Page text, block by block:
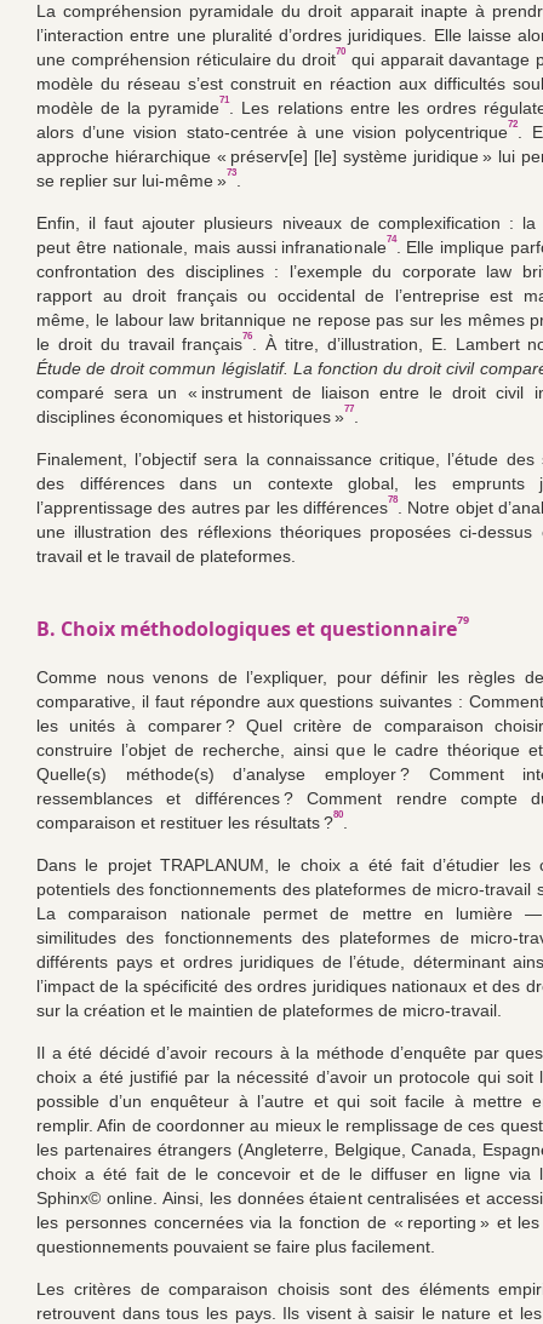
La compréhension pyramidale du droit apparait inapte à
l’interaction entre une pluralité d’ordres juridiques. Elle laisse
une compréhension réticulaire du droit70 qui apparait davantage
modèle du réseau s’est construit en réaction aux difficultés
modèle de la pyramide71. Les relations entre les ordres
alors d’une vision stato-centrée à une vision polycentrique72
.
approche hiérarchique « préserv[e] [le] système juridique » lui
se replier sur lui-même »73
Enfin, il faut ajouter plusieurs niveaux de complexification : la
peut être nationale, mais aussi infranationale74. Elle implique
confrontation des disciplines : l’exemple du corporate law
rapport au droit français ou occidental de l’entreprise est
même, le labour law britannique ne repose pas sur les mêmes
le droit du travail français76
. À titre, d’illustration, E. Lambert
Étude de droit commun législatif. La fonction du droit civil
comparé sera un « instrument de liaison entre le droit civil
disciplines économiques et historiques »77
Finalement, l’objectif sera la connaissance critique, l’étude des
des différences dans un contexte global, les emprunts
l’apprentissage des autres par les différences78. Notre objet
une illustration des réflexions théoriques proposées ci-
travail et le travail de plateformes.
B. Choix méthodologiques et questionnaire79
Comme nous venons de l’expliquer, pour définir les règles
comparative, il faut répondre aux questions suivantes :
les unités à comparer ? Quel critère de comparaison
construire l’objet de recherche, ainsi que le cadre théorique
Quelle(s) méthode(s) d’analyse employer ? Comment
ressemblances et différences ? Comment rendre compte
comparaison et restituer les résultats ?80
Dans le projet TRAPLANUM, le choix a été fait d’étudier les
potentiels des fonctionnements des plateformes de micro-travail
La comparaison nationale permet de mettre en lumière
similitudes des fonctionnements des plateformes de micro-
différents pays et ordres juridiques de l’étude, déterminant
l’impact de la spécificité des ordres juridiques nationaux et des
sur la création et le maintien de plateformes de micro-travail.
Il a été décidé d’avoir recours à la méthode d’enquête par
choix a été justifié par la nécessité d’avoir un protocole qui soit
possible d’un enquêteur à l’autre et qui soit facile à mettre
remplir. Afin de coordonner au mieux le remplissage de ces
les partenaires étrangers (Angleterre, Belgique, Canada,
choix a été fait de le concevoir et de le diffuser en ligne via
Sphinx© online. Ainsi, les données étaient centralisées et
les personnes concernées via la fonction de « reporting » et
questionnements pouvaient se faire plus facilement.
Les critères de comparaison choisis sont des éléments
retrouvent dans tous les pays. Ils visent à saisir le nature et